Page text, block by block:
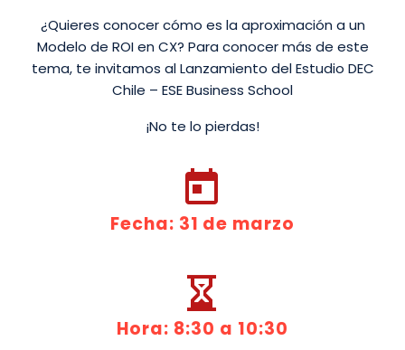
¿Quieres conocer cómo es la aproximación a un
Modelo de ROI en CX? Para conocer más de este
tema, te invitamos al Lanzamiento del Estudio DEC
Chile – ESE Business School
¡No te lo pierdas!


Fecha: 31 de marzo


Hora: 8:30 a 10:30